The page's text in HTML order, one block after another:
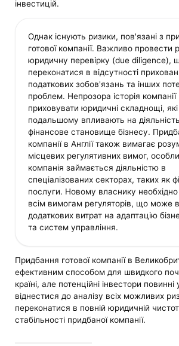
інвестицій.
Однак існують ризики, пов'язані з
готової компанії. Важливо провести
юридичну перевірку (due diligence),
переконатися в відсутності
податкових зобов'язань та інших
проблем. Непрозора історія
приховувати юридичні складнощі,
подальшому впливають на
фінансове становище бізнесу.
компанії в Англії також вимагає
місцевих регулятивних вимог,
компанія займається діяльністю в
спеціалізованих секторах, таких як
послуги. Новому власнику необхідно
всім вимогам регуляторів, що може
додаткових витрат на адаптацію
та систем управління.
Придбання готової компанії в
ефективним способом для швидкого
країні, але потенційні інвестори
віднестися до аналізу всіх можливих
переконатися в повній юридичній
стабільності придбаної компанії.